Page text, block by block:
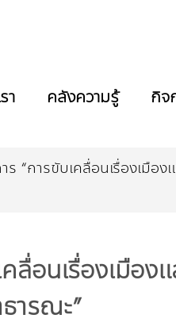
า คลังความรู้ กิจ
“การขับเคลื่อนเรื่องเมือ
อนเรื่องเมืองแ
ารณะ”